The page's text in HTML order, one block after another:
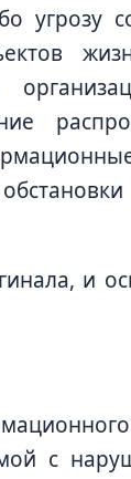
угрозу
и
с